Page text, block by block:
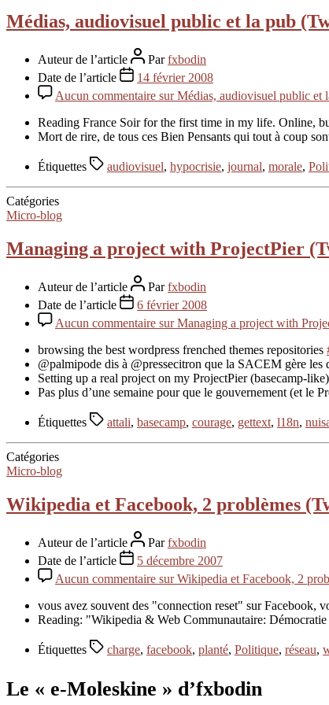
Médias, audiovisuel public et la pub
Auteur de l’article Parfxbodin
Date de l’article
14 février 2008
Aucun commentaire sur Médias, audiovisuel public et
Reading France Soir for the first time in my life. Online,
Mort de rire, de tous ces Bien Pensants qui tout à coup
Étiquettes audiovisuel, hypocrisie, journal, morale,
Catégories
Micro-blog
Managing a project with ProjectPier
Auteur de l’article Parfxbodin
Date de l’article
6 février 2008
Aucun commentaire sur Managing a project with
browsing the best wordpress frenched themes repositories
@palmipode dis à @pressecitron que la SACEM gère
Setting up a real project on my ProjectPier (basecamp-
Pas plus d’une semaine pour que le gouvernement (et le
Étiquettes attali, basecamp, courage, gettext, l18n,
Catégories
Micro-blog
Wikipedia et Facebook, 2 problèmes
Auteur de l’article Parfxbodin
Date de l’article
5 décembre 2007
Aucun commentaire sur Wikipedia et Facebook, 2
vous avez souvent des "connection reset" sur Facebook,
Reading: "Wikipedia & Web Communautaire:
Étiquettes charge, facebook, planté, Politique, réseau,
Le « e-Moleskine » d’fxbodin